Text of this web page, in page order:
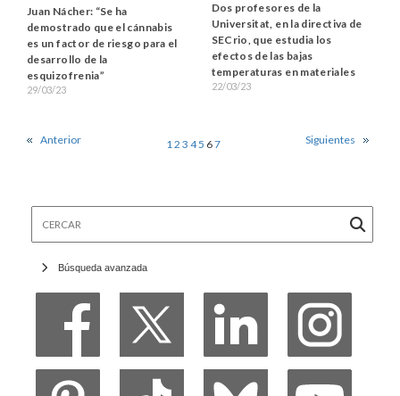
Juan Nácher: “Se ha
demostrado que el cánnabis
es un factor de riesgo para el
desarrollo de la
esquizofrenia”
29/03/23
Dos profesores de la
Universitat, en la directiva de
SECrio, que estudia los
efectos de las bajas
temperaturas en materiales
22/03/23
Anterior 1 2 3 45 67 Siguientes
Búsqueda avanzada